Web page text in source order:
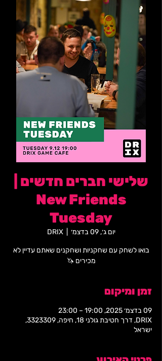
שלישי חברים חדשים |
New Friends
Tuesday
יום ג׳, 09 בדצמ׳
  |
DRIX
בואו לשחק עם שחקניות ושחקנים שאתם עדיין לא
מכירים 🦄
זמן ומיקום
09 בדצמ׳ 2025, 19:00 – 23:00
DRIX, דרך חטיבת גולני 18, חיפה, 3323309,
ישראל